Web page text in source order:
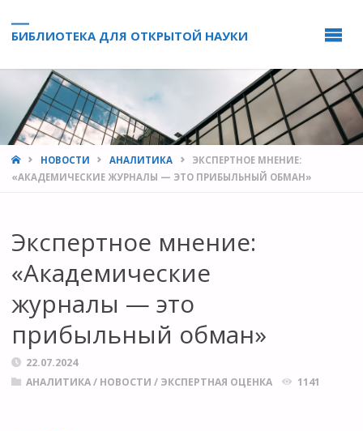
БИБЛИОТЕКА ДЛЯ ОТКРЫТОЙ НАУКИ
HOMEНОВОСТИ АНАЛИТИКА
ЭКСПЕРТНОЕ МНЕНИЕ:
«АКАДЕМИЧЕСКИЕ ЖУРНАЛЫ — ЭТО ПРИБЫЛЬНЫЙ ОБМАН»
Экспертное мнение:
«Академические
журналы — это
прибыльный обман»
22.07.2024
АНАЛИТИКА/ НОВОСТИ / ЭКСПЕРТНАЯ ОЦЕНКА 1141